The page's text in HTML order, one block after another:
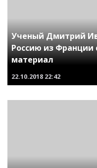
Ученый Дмитрий
Россию из Франции
материал
22.10.2018 22:42